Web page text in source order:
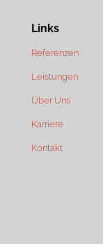
Links
Referenzen
Leistungen
Über Uns
Karriere
Kontakt